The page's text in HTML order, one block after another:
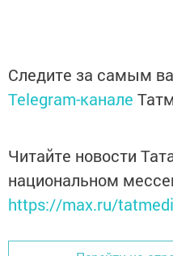
Следите за самым
Telegram-канале
Читайте новости
национальном
https://max.ru/